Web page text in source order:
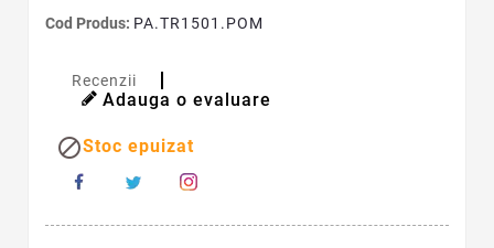
Cod Produs: PA.TR1501.POM
Recenzii
Adauga o evaluare
Stoc epuizat